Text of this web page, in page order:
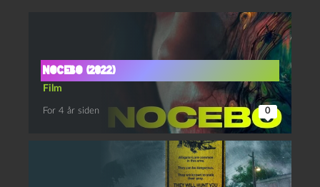
Nocebo (2022)
Film
For 4 år siden 0